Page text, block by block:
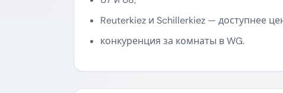
Reuterkiez и Schillerkiez — доступнее
конкуренция за комнаты в WG.